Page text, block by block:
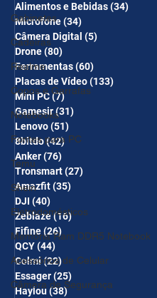
Gabinetes
Cadeiras
Realme
Copos e Garrafas
Notebooks
Fontes para PC
Temu
Shein
Eletrodomésticos
Memória Ram DDR5 Notebook
Acessórios de Celular
Câmera de Segurança
Alimentos e Bebidas(34)
Microfone(34)
Câmera Digital (5)
Drone(80)
Ferramentas(60)
Placas de Vídeo(133)
Mini PC(7)7 posts
Gamesir(31)
Lenovo(51)
8bitdo(42) 42 posts
Anker(76)
Tronsmart(27)
Amazfit(35)
DJI (40)
Zeblaze(16)16 posts
Fifine(26) 26 posts
QCY(44)
Colmi(22)22 posts
Essager(25)
Haylou(38)38 posts